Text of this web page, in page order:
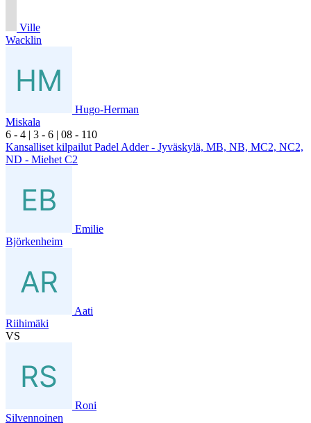
Ville
Wacklin
Hugo-Herman
Miskala
6 - 4 | 3 - 6 | 08 - 110
Kansalliset kilpailut Padel Adder - Jyväskylä, MB, NB, MC2, NC2,
ND - Miehet C2
Emilie
Björkenheim
Aati
Riihimäki
VS
Roni
Silvennoinen